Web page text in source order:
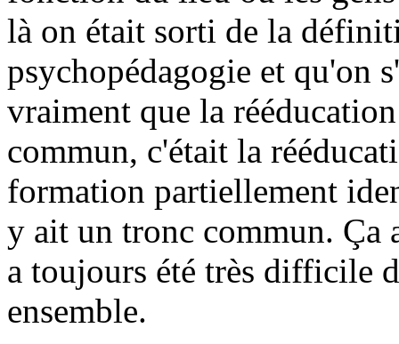
là on était sorti de la
psychopédagogie et qu'on
vraiment que la
commun, c'était la
formation partiellement
y ait un tronc commun. Ça
a toujours été très difficile
ensemble.